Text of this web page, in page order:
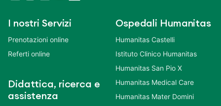
I nostri Servizi
Prenotazioni online
Referti online
Didattica, ricerca e
assistenza
Ospedali Humanitas
Humanitas Castelli
Istituto Clinico Humanitas
Humanitas San Pio X
Humanitas Medical Care
Humanitas Mater Domini